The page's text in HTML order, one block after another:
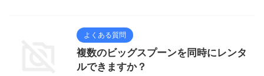
よくある質問
複数のビッグスプーンを同時にレンタ
ルできますか？